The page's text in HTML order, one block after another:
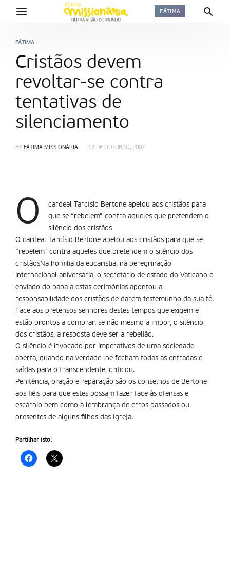
FÁTIMA
FÁTIMA
Cristãos devem
revoltar-se contra
tentativas de
silenciamento
BY FÁTIMA MISSIONÁRIA 13 DE OUTUBRO, 2007
O
cardeal Tarcí­sio Bertone apelou aos cristãos para
que se “rebelem” contra aqueles que pretendem o
silêncio dos cristãos
O cardeal Tarcí­sio Bertone apelou aos cristãos para que se
“rebelem” contra aqueles que pretendem o silêncio dos
cristãosNa homilia da eucaristia, na peregrinação
internacional aniversária, o secretário de estado do Vaticano e
enviado do papa a estas cerimónias apontou a
responsabilidade dos cristãos de darem testemunho da sua fé.
Face aos pretensos senhores destes tempos que exigem e
estão prontos a comprar, se não mesmo a impor, o silêncio
dos cristãos, a resposta deve ser a rebelião.
O silêncio é invocado por imperativos de uma sociedade
aberta, quando na verdade lhe fecham todas as entradas e
saídas para o transcendente, criticou.
Penitência, oração e reparação são os conselhos de Bertone
aos fiéis para que estes possam fazer face às ofensas e
escárnio bem como à lembrança de erros passados ou
presentes de alguns filhos das Igreja.
Partilhar isto: